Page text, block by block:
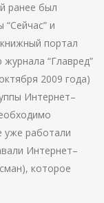
ранее был
и
портал
“Главред”
2009 года)
Интернет–
уже работали
Интернет–
которое